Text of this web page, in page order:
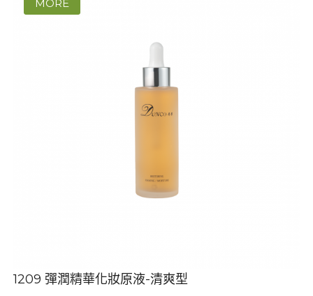
1209 彈潤精華化妝原液-清爽型